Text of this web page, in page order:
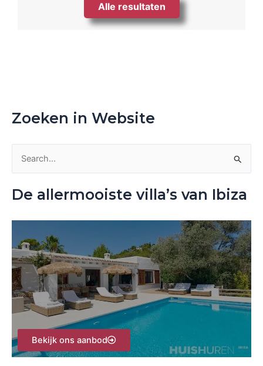
Alle resultaten
Zoeken in Website
a
a
r
:
De allermooiste villa’s van Ibiza
Bekijk ons aanbod